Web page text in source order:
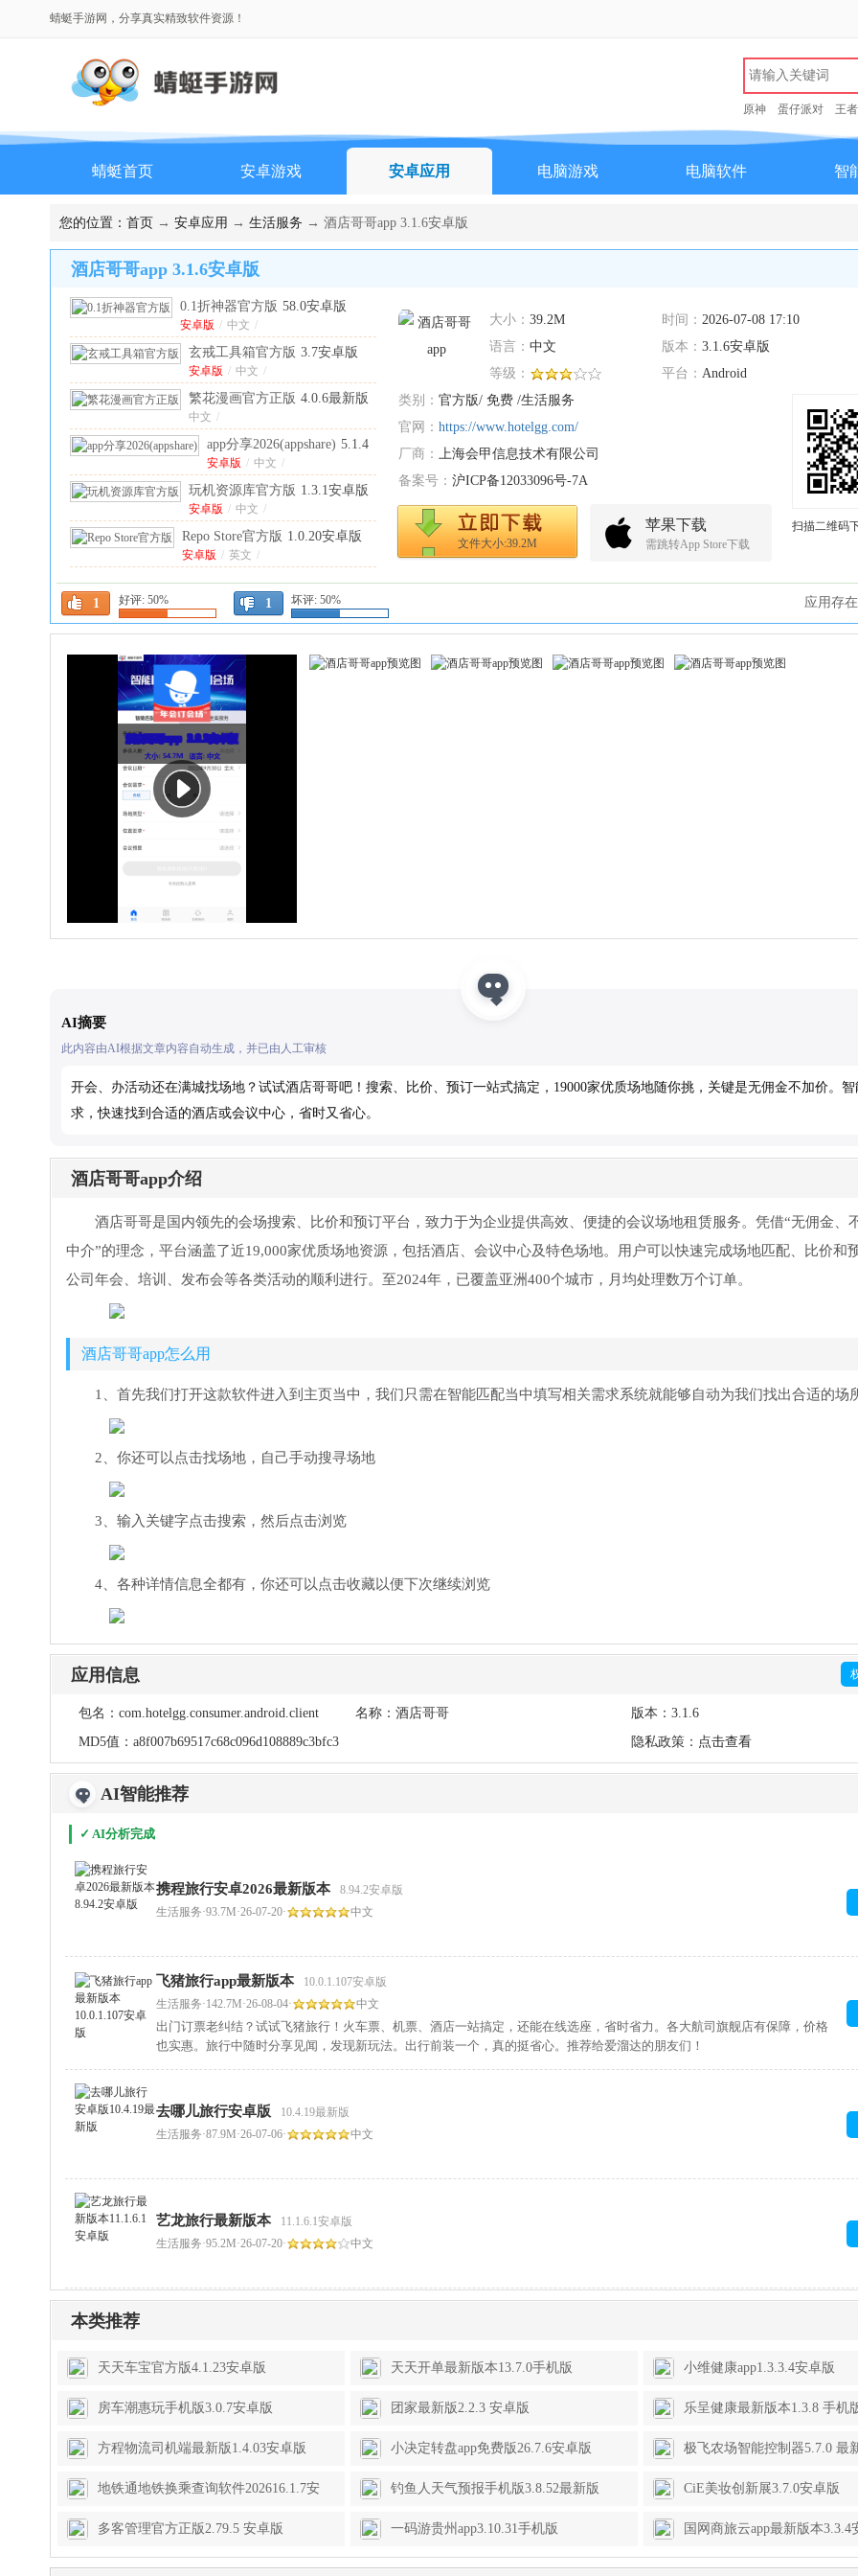
蜻蜓手游网，分享真实精致软件资源！
原神 蛋仔派对 王
蜻蜓首页 安卓游戏 安卓应用 电脑游戏 电脑软件 智
排行榜
您的位置： 首页 → 安卓应用 → 生活服务 → 酒店哥哥app 3.1.6安卓版
酒店哥哥app 3.1.6安卓版
大小： 39.2M 时间： 2026-07-08 17:10
语言： 中文 版本： 3.1.6安卓版
等级：
平台： Android
类别： 官方版/ 免费 /生活服务
官网： https://www.hotelgg.com/
厂商： 上海会甲信息技术有限公司
备案号： 沪ICP备12033096号-7A
文件大小:39.2M
苹果下载
需跳转App Store下载
1 好评: 50% 1 坏评: 50% 应用存
0.1折神器官方版 58.0安卓版
安卓版 / 中文 /
玄戒工具箱官方版 3.7安卓版
安卓版 / 中文 /
繁花漫画官方正版 4.0.6最新版
中文 /
app分享2026(appshare) 5.1.4
安卓版
安卓版 / 中文 /
玩机资源库官方版 1.3.1安卓版
安卓版 / 中文 /
Repo Store官方版 1.0.20安卓版
安卓版 / 英文 /
vivo应用商店官方正版
10.3.60.0安卓版
安卓版 / 中文
二三三乐园游戏盒 4.86.0.0-
湖南省干部教育
ourplay原谷歌空间安卓
免费
中文
扫描二维码
AI摘要
此内容由AI根据文章内容自动生成，并已由人工审核
开会、办活动还在满城找场地？试试酒店哥哥吧！搜索、比价、预订一站式搞定，19000家优质场地随你挑，关键是无佣金不加价。
求，快速找到合适的酒店或会议中心，省时又省心。
酒店哥哥app介绍
酒店哥哥是国内领先的会场搜索、比价和预订平台，致力于为企业提供高效、便捷的会议场地租赁服务。凭借“无佣金、
中介”的理念，平台涵盖了近19,000家优质场地资源，包括酒店、会议中心及特色场地。用户可以快速完成场地匹配、比价和
公司年会、培训、发布会等各类活动的顺利进行。至2024年，已覆盖亚洲400个城市，月均处理数万个订单。
酒店哥哥app怎么用
1、首先我们打开这款软件进入到主页当中，我们只需在智能匹配当中填写相关需求系统就能够自动为我们找出合适的场
2、你还可以点击找场地，自己手动搜寻场地
3、输入关键字点击搜索，然后点击浏览
4、各种详情信息全都有，你还可以点击收藏以便下次继续浏览
应用信息
包名： com.hotelgg.consumer.android.client 名称： 酒店哥哥 版本：3.1.6
MD5值： a8f007b69517c68c096d108889c3bfc3 隐私政策： 点击查看
AI智能推荐
✓ AI分析完成
携程旅行安卓2026最新版本
8.94.2安卓版
生活服务·93.7M·26-07-20· 中文
飞猪旅行app最新版本
10.0.1.107安卓版
生活服务·142.7M·26-08-04· 中文
出门订票老纠结？试试飞猪旅行！火车票、机票、酒店一站搞定，还能在线选座，省时省力。各大航司旗舰店有保障，价格
也实惠。旅行中随时分享见闻，发现新玩法。出行前装一个，真的挺省心。推荐给爱溜达的朋友们！
去哪儿旅行安卓版
10.4.19最新版
生活服务·87.9M·26-07-06· 中文
艺龙旅行最新版本
11.1.6.1安卓版
生活服务·95.2M·26-07-20· 中文
本类推荐
天天车宝官方版4.1.23安卓版 天天开单最新版本13.7.0手机版 小维健康app1.3.3.4安卓版
房车潮惠玩手机版3.0.7安卓版 团家最新版2.2.3 安卓版 乐呈健康最新版本1.3.8 手机
方程物流司机端最新版1.4.03安卓版 小决定转盘app免费版26.7.6安卓版 极飞农场智能控制器5.7.0 最
地铁通地铁换乘查询软件202616.1.7安
卓版
钓鱼人天气预报手机版3.8.52最新版 CiE美妆创新展3.7.0安卓版
多客管理官方正版2.79.5 安卓版 一码游贵州app3.10.31手机版 国网商旅云app最新版本3.3.4